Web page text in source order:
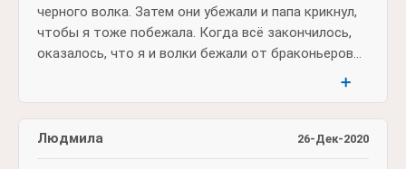
черного волка. Затем они убежали и папа крикнул,
чтобы я тоже побежала. Когда всё закончилось,
оказалось, что я и волки бежали от браконьеров...
➕
26-Дек-2020
Людмила